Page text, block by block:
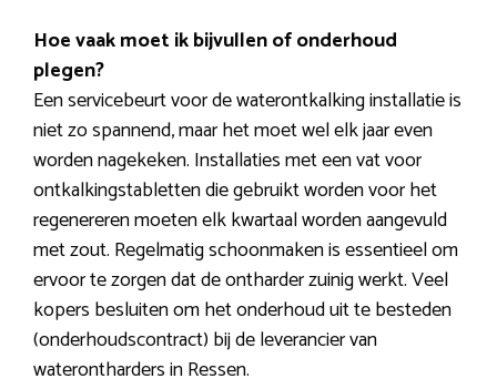
Hoe vaak moet ik bijvullen of onderhoud
plegen?
Een servicebeurt voor de waterontkalking installatie is
niet zo spannend, maar het moet wel elk jaar even
worden nagekeken. Installaties met een vat voor
ontkalkingstabletten die gebruikt worden voor het
regenereren moeten elk kwartaal worden aangevuld
met zout. Regelmatig schoonmaken is essentieel om
ervoor te zorgen dat de ontharder zuinig werkt. Veel
kopers besluiten om het onderhoud uit te besteden
(onderhoudscontract) bij de leverancier van
waterontharders in Ressen.